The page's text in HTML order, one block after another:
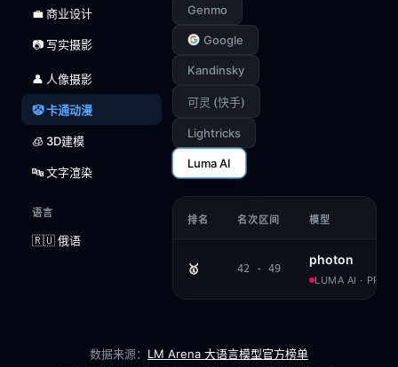
💼 商业设计
📷 写实摄影
👤 人像摄影
🤡 卡通动漫
🧊 3D建模
🔤 文字渲染
语言
🇷🇺 俄语
Genmo
Google
Kandinsky
可灵 (快手)
Lightricks
Luma AI
排名 名次区间 模型
🥇 42 - 49
photon
LUMA AI ·
数据来源： LM Arena 大语言模型官方榜单